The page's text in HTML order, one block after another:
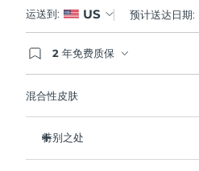
运送到: US 预计送达日期:
2 年免费质保
混合性皮肤
特别之处